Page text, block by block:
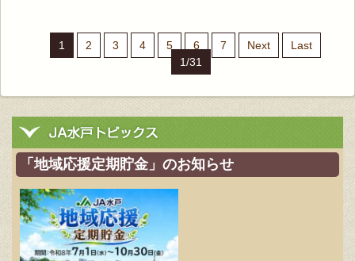
1 2 3 4 5 6 7 Next
Last
1/31
「地域応援定期貯金」のお知らせ